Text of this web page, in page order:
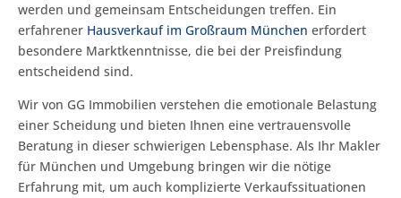
werden und gemeinsam Entscheidungen treffen. Ein
erfahrener Hausverkauf im Großraum München erfordert
besondere Marktkenntnisse, die bei der Preisfindung
entscheidend sind.
Wir von GG Immobilien verstehen die emotionale Belastung
einer Scheidung und bieten Ihnen eine vertrauensvolle
Beratung in dieser schwierigen Lebensphase. Als Ihr Makler
für München und Umgebung bringen wir die nötige
Erfahrung mit, um auch komplizierte Verkaufssituationen